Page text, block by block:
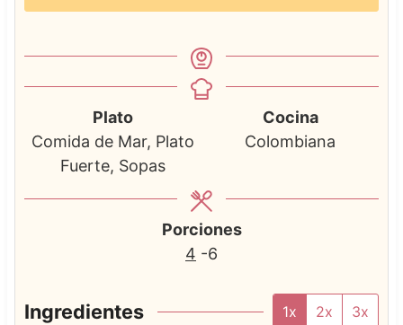
Plato
Comida de Mar, Plato
Fuerte, Sopas
Cocina
Colombiana
Porciones
4 -6
Ingredientes 1x 2x 3x